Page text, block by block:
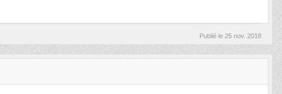
Publié le 25 nov. 2018